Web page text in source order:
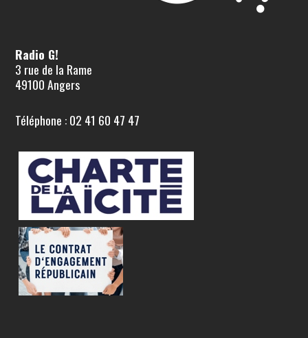
Radio G!
3 rue de la Rame
49100 Angers
Téléphone : 02 41 60 47 47